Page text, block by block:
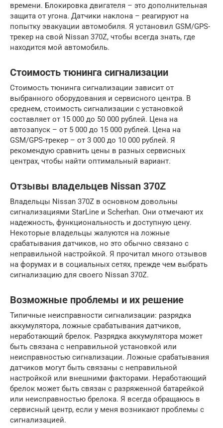
времени. Блокировка двигателя – это дополнительная
защита от угона. Датчики наклона – реагируют на
попытку эвакуации автомобиля. Я установил GSM/GPS-
трекер на свой Nissan 370Z, чтобы всегда знать, где
находится мой автомобиль.
Стоимость тюнинга сигнализации
Стоимость тюнинга сигнализации зависит от
выбранного оборудования и сервисного центра. В
среднем, стоимость сигнализации с установкой
составляет от 15 000 до 50 000 рублей. Цена на
автозапуск – от 5 000 до 15 000 рублей. Цена на
GSM/GPS-трекер – от 3 000 до 10 000 рублей. Я
рекомендую сравнить цены в разных сервисных
центрах, чтобы найти оптимальный вариант.
Отзывы владельцев Nissan 370Z
Владельцы Nissan 370Z в основном довольны
сигнализациями StarLine и Scherhan. Они отмечают их
надежность, функциональность и доступную цену.
Некоторые владельцы жалуются на ложные
срабатывания датчиков, но это обычно связано с
неправильной настройкой. Я прочитал много отзывов
на форумах и в социальных сетях, прежде чем выбрать
сигнализацию для своего Nissan 370Z.
Возможные проблемы и их решение
Типичные неисправности сигнализации: разрядка
аккумулятора, ложные срабатывания датчиков,
неработающий брелок. Разрядка аккумулятора может
быть связана с неправильной установкой или
неисправностью сигнализации. Ложные срабатывания
датчиков могут быть связаны с неправильной
настройкой или внешними факторами. Неработающий
брелок может быть связан с разряженной батарейкой
или неисправностью брелока. Я всегда обращаюсь в
сервисный центр, если у меня возникают проблемы с
сигнализацией.